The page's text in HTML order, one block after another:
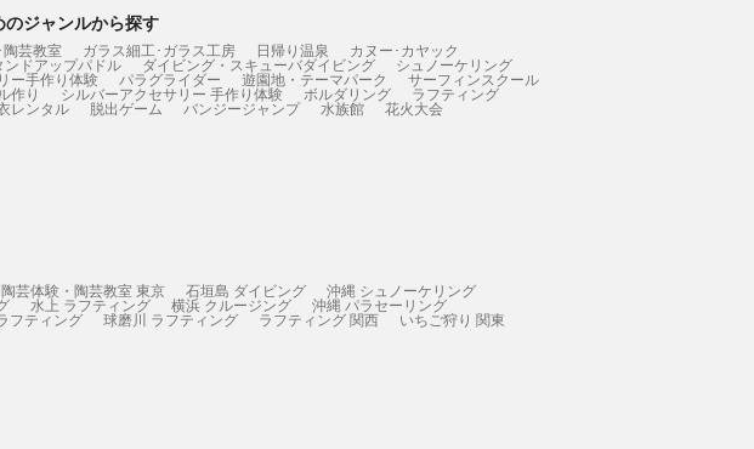
のジャンルから探す
芸教室 ガラス細工･ガラス工房 日帰り温泉 カヌー･カヤック
ンドアップパドル ダイビング・スキューバダイビング シュノーケリング
ー手作り体験 パラグライダー 遊園地・テーマパーク サーフィンスクール
作り シルバーアクセサリー 手作り体験 ボルダリング ラフティング
レンタル 脱出ゲーム バンジージャンプ 水族館 花火大会
陶芸体験・陶芸教室 東京 石垣島 ダイビング 沖縄 シュノーケリング
水上 ラフティング 横浜 クルージング 沖縄 パラセーリング
フティング 球磨川 ラフティング ラフティング 関西 いちご狩り 関東